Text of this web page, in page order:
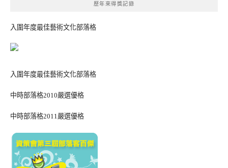
歷年來得獎記錄
入圍年度最佳藝術文化部落格
入圍年度最佳藝術文化部落格
中時部落格2010嚴選優格
中時部落格2011嚴選優格